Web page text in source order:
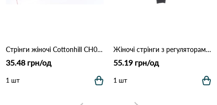
Стрінги жіночі Cottonhill CH0610 Марсала
35.48 грн/од
1 шт
Жіночі стрінги з регуляторами 1501 Чорний
55.19 грн/од
1 шт